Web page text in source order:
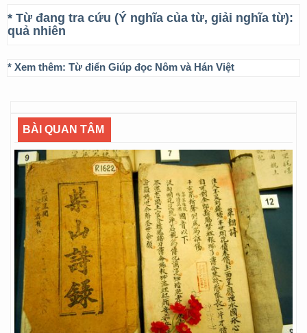
* Từ đang tra cứu (Ý nghĩa của từ, giải nghĩa từ):
quả nhiên
* Xem thêm: Từ điển Giúp đọc Nôm và Hán Việt
BÀI QUAN TÂM